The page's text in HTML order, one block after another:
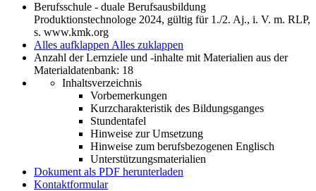
Berufsschule - duale Berufsausbildung
Produktionstechnologe 2024, gültig für 1./2. Aj., i. V. m. RLP,
s. www.kmk.org
Alles aufklappen Alles zuklappen
Anzahl der Lernziele und -inhalte mit Materialien aus der
Materialdatenbank: 18
Inhaltsverzeichnis
Vorbemerkungen
Kurzcharakteristik des Bildungsganges
Stundentafel
Hinweise zur Umsetzung
Hinweise zum berufsbezogenen Englisch
Unterstützungsmaterialien
Dokument als PDF herunterladen
Kontaktformular